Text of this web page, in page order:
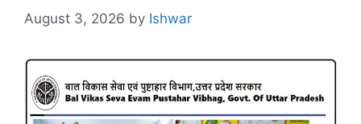
August 3, 2026 by Ishwar